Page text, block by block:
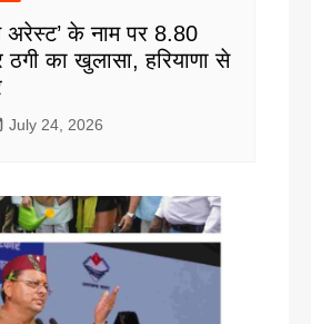
अरेस्ट’ के नाम पर 8.80
का खुलासा, हरियाणा से
July 24, 2026